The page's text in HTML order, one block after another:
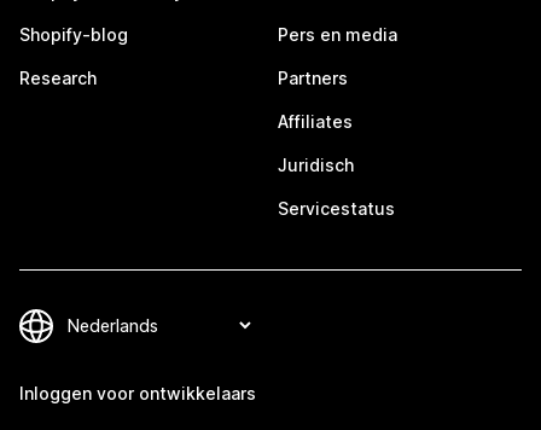
Shopify-blog
Research
Pers en media
Partners
Affiliates
Juridisch
Servicestatus
Inloggen voor ontwikkelaars